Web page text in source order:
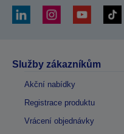
Služby zákazníkům
Akční nabídky
Registrace produktu
Vrácení objednávky